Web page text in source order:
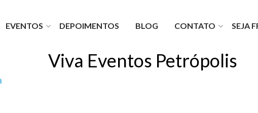
EVENTOS
Privates Viva
DEPOIMENTOS BLOG
CONTATO
Fale com o financeiro
SEJA
Viva Eventos Petrópolis